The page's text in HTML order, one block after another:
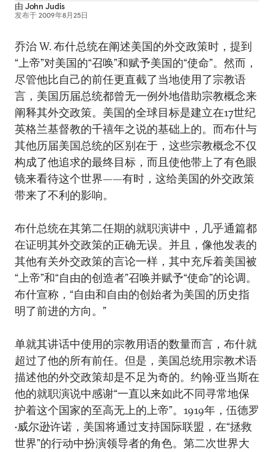
由 John Judis
发布于 2009年8月25日
乔治 W. 布什总统在阐述美国的外交政策时，提到
“上帝”对美国的“召唤”和赋予美国的“使命”。然而，
尽管他比自己的前任更直截了当地使用了宗教语
言，美国历届总统都曾无一例外地借助宗教概念来
阐释其外交政策。美国的全球目标是建立在17世纪
英格兰基督教的千禧年之说的基础上的。而布什与
其他历届美国总统的区别在于，这些宗教概念不仅
构成了他追求的最终目标，而且使他带上了有色眼
镜来看待这个世界——有时，这给美国的外交政策
带来了不利的影响。
布什总统在其第二任期的就职演讲中，几乎通篇都
在证明其外交政策的正确无误。并且，像他发表的
其他有关外交政策的言论一样，其中充斥着美国被
“上帝”和“自由的创造者”召唤并赋予“使命”的论调。
布什宣称，“自由和自由的创始者为美国的历史指
明了前进的方向。”
单就其讲话中使用的宗教用语的数量而言，布什就
超过了他的所有前任。但是，美国总统用宗教术语
描述他的外交政策却是不足为奇的。约翰•亚当斯在
他的就职演说中感谢“一直以来如此不同寻常地保
护着这个国家的至高无上的上帝”。1919年，伍德罗
•威尔逊许诺，美国将通过支持国际联盟，在“拯救
世界”的行动中扮演领导者的角色。第二次世界大